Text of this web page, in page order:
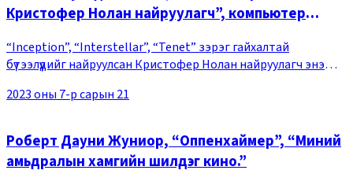
Кристофер Нолан найруулагч”, компьютер
“Inception”, “Interstellar”, “Tenet” зэрэг гайхалтай
бүтээлүүдийг найруулсан Кристофер Нолан найруулагч энэ
нарийвчлалтай зураг авалттай блокбастер к
2023 оны 7-р сарын 21
Роберт Дауни Жуниор, “Оппенхаймер”, “Миний
амьдралын хамгийн шилдэг кино.”